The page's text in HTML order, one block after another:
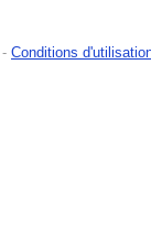
- Conditions